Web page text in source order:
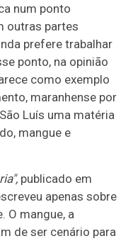
num ponto
outras partes
prefere trabalhar
ponto, na opinião
como exemplo
maranhense por
Luís uma matéria
mangue e
publicado em
apenas sobre
O mangue, a
de ser cenário para